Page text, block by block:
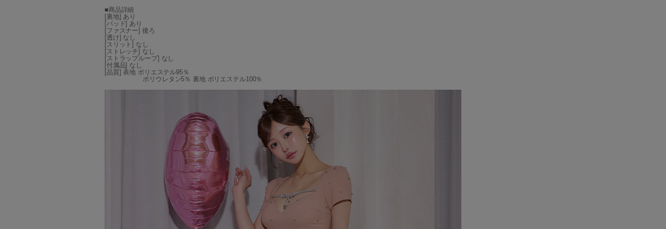
■商品詳細
[裏地] あり
[パッド] あり
[ファスナー] 後ろ
[透け] なし
[スリット] なし
[ストレッチ] なし
[ストラップループ] なし
[付属品] なし
[品質] 表地 ポリエステル95％
ポリウレタン5％ 裏地 ポリエステル100％